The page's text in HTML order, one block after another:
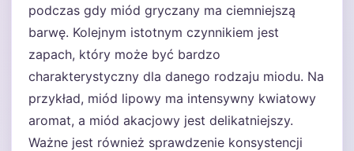
podczas gdy miód gryczany ma ciemniejszą
barwę. Kolejnym istotnym czynnikiem jest
zapach, który może być bardzo
charakterystyczny dla danego rodzaju miodu. Na
przykład, miód lipowy ma intensywny kwiatowy
aromat, a miód akacjowy jest delikatniejszy.
Ważne jest również sprawdzenie konsystencji